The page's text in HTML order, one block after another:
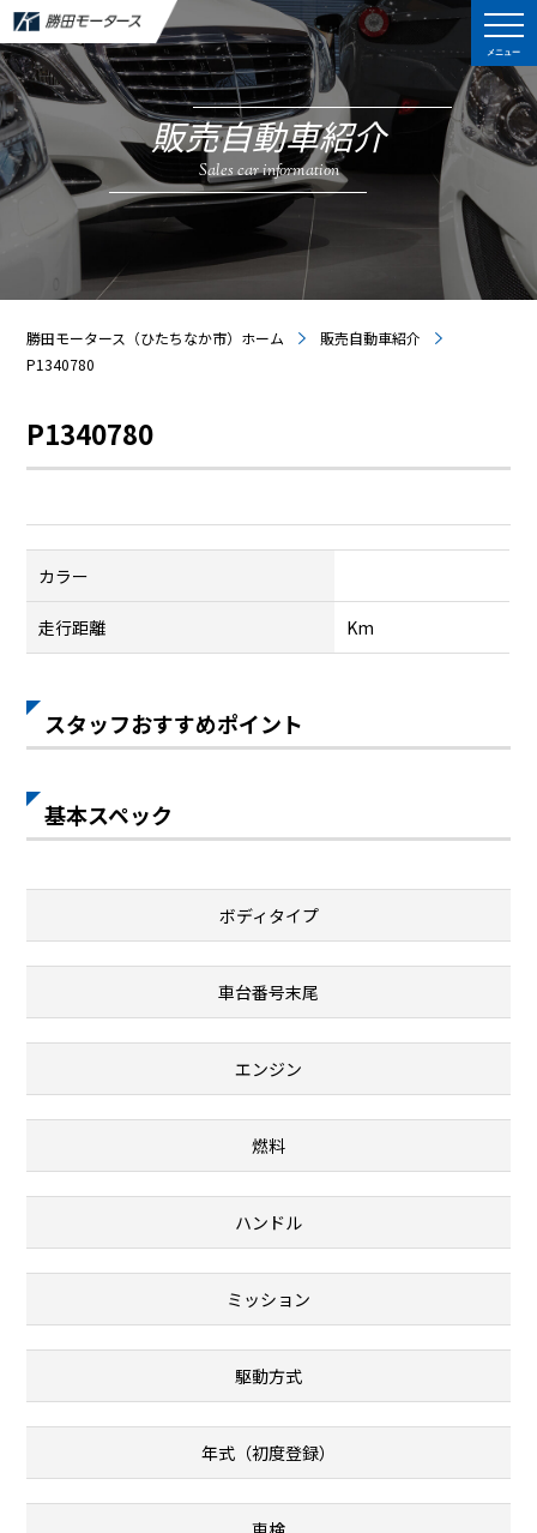
メニュー
販売自動車紹介
Sales car information
勝田モータース（ひたちなか市）ホーム
販売自動車紹介
P1340780
P1340780
カラー
走行距離 Km
スタッフおすすめポイント
基本スペック
ボディタイプ
車台番号末尾
エンジン
燃料
ハンドル
ミッション
駆動方式
年式（初度登録）